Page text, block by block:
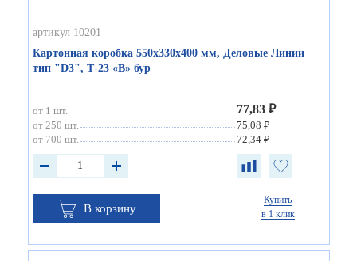
артикул 10201
Картонная коробка 550х330х400 мм, Деловые Линии
тип "D3", Т-23 «В» бур
от 1 шт. 77,83 ₽
от 250 шт.
75,08 ₽
от 700 шт.
72,34 ₽
В корзину
Купить
в 1 клик